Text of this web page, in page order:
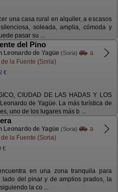
una casa rural en alquiler, a escasos
soleada, amplia, cómoda y
pasar su ...
del Pino
Leonardo de Yagüe (Soria)
a
la Fuente (Soria)
€
CIUDAD DE LAS HADAS Y LOS
de Yagüe. La más turística de
uno de los lugares más b ...
Leonardo de Yagüe (Soria)
a
la Fuente (Soria)
€
en una zona tranquila para
lado del pinar y de amplios prados, la
la co ...